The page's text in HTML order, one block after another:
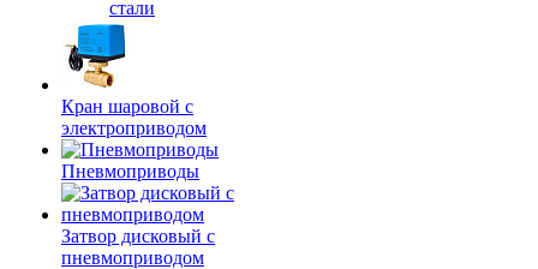
стали
Кран шаровой с
электроприводом
Пневмоприводы
Затвор дисковый с
пневмоприводом